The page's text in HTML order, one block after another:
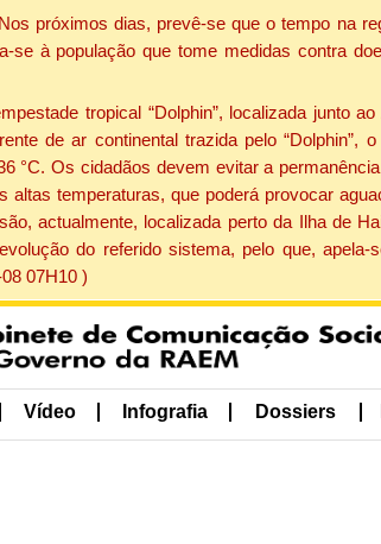
próximos dias, prevê-se que o tempo na
se à população que tome medidas contra
tropical “Dolphin”, localizada junto
de ar continental trazida pelo
°C. Os cidadãos devem evitar a
altas temperaturas, que poderá provocar
actualmente, localizada perto da Ilha de
do referido sistema, pelo que,
07H10 )
Vídeo Infografia Dossiers